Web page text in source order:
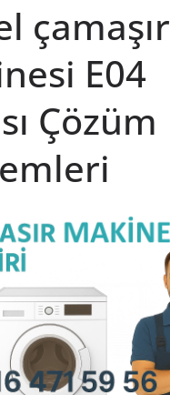
çamaşır
E04
Çözüm